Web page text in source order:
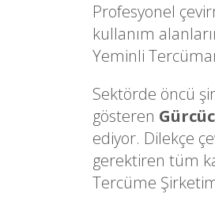
Profesyonel
kullanım
Yeminli
Sektörde öncü
gösteren
ediyor. Dilekçe
gerektiren tüm
Tercüme